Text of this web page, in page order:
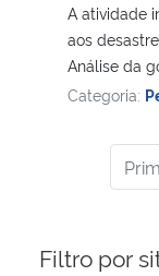
A atividade
aos
Análise da
Categoria:
Filtro por